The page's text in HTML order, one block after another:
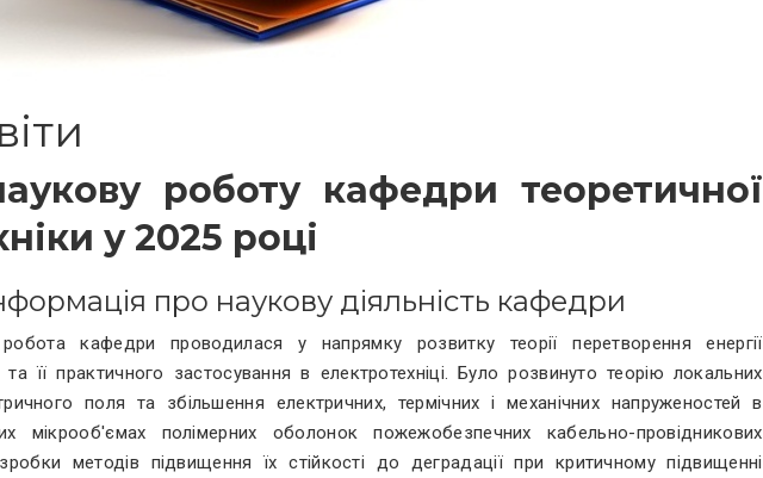
роботу кафедри теоретичної
у 2025 році
про наукову діяльність кафедри
кафедри проводилася у напрямку розвитку теорії перетворення енергії
та її практичного застосування в електротехніці. Було розвинуто теорію локальних
поля та збільшення електричних, термічних і механічних напруженостей в
мікрооб'ємах полімерних оболонок пожежобезпечних кабельно-провідникових
методів підвищення їх стійкості до деградації при критичному підвищенні